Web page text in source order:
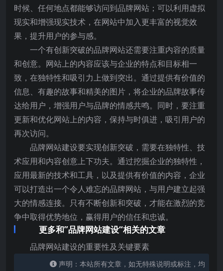
时候、任何地点都能够访问到品牌网站；可以利用虚拟
现实和增强现实技术，在网站中加入更丰富的视觉效
果，提升用户的参与感。
一个有创新突破的品牌网站还需要注重内容的质量
和创意。网站上的内容应该与企业的特点和目标相一
致，在独特性和吸引力上做到突出。通过提供有价值的
信息、有趣的故事和精美的图片，将企业的品牌故事传
达给用户，增强用户与品牌的情感共鸣。同时，要注重
更新和优化网站上的内容，保持与时俱进，吸引用户的
再次访问。
品牌网站建设要实现创新突破，需要在独特性、技
术应用和内容创意上下功夫。通过挖掘企业的独特性，
应用最新的技术和工具，以及提供有价值的内容，企业
可以打造出一个令人难忘的品牌网站，与用户建立起强
大的情感连接。只有不断创新和突破，才能在激烈的竞
争中取得优势地位，赢得用户的信任和忠诚。
更多和”品牌网站建设“相关的文章
品牌网站建设的重要性及关键要素
声明：本站所有文章，如无特殊说明或标注，均